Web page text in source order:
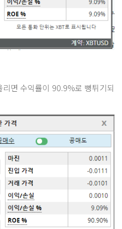
면 수익률이 90.9%로 뻥튀기되